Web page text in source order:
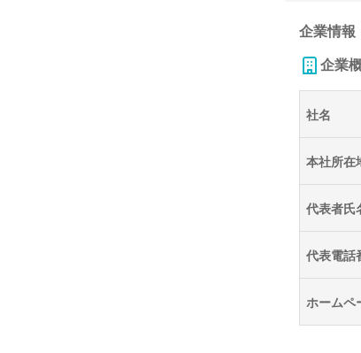
企業情報
企業
社名
本社所在
代表者氏
代表電話
ホームペ